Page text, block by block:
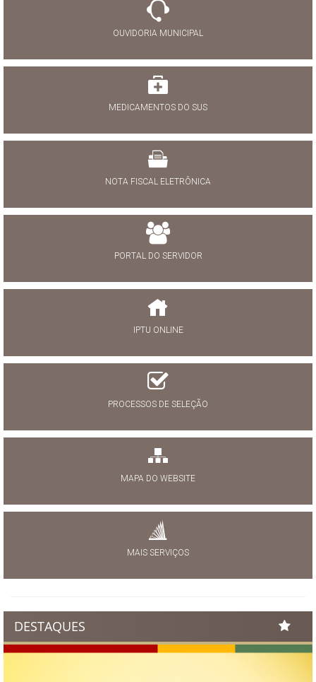
OUVIDORIA MUNICIPAL
MEDICAMENTOS DO SUS
NOTA FISCAL ELETRÔNICA
PORTAL DO SERVIDOR
IPTU ONLINE
PROCESSOS DE SELEÇÃO
MAPA DO WEBSITE
MAIS SERVIÇOS
DESTAQUES